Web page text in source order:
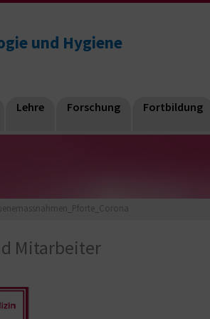
und Hygiene
Lehre Forschung Fortbildung
Mitarbeiter